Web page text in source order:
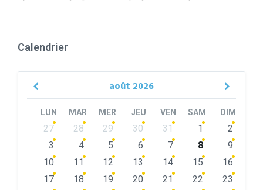
Calendrier
août 2026
Previous
LUN MAR MER JEU VEN SAM DIM
Skip
calendar
27 28 29 30 31 1
2
3
4 5 6 7 8
9
10
11 12 13 14 15
16
17
18 19 20 21 22
23